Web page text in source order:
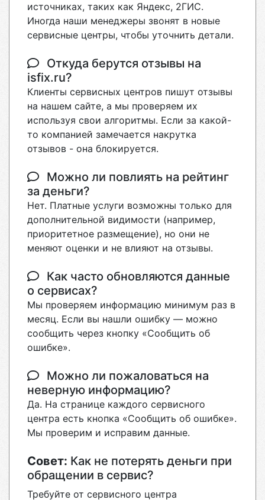
источниках, таких как Яндекс, 2ГИС.
Иногда наши менеджеры звонят в новые
сервисные центры, чтобы уточнить детали.
Откуда берутся отзывы на
isfix.ru?
Клиенты сервисных центров пишут отзывы
на нашем сайте, а мы проверяем их
используя свои алгоритмы. Если за какой-
то компанией замечается накрутка
отзывов - она блокируется.
Можно ли повлиять на рейтинг
за деньги?
Нет. Платные услуги возможны только для
дополнительной видимости (например,
приоритетное размещение), но они не
меняют оценки и не влияют на отзывы.
Как часто обновляются данные
о сервисах?
Мы проверяем информацию минимум раз в
месяц. Если вы нашли ошибку — можно
сообщить через кнопку «Сообщить об
ошибке».
Можно ли пожаловаться на
неверную информацию?
Да. На странице каждого сервисного
центра есть кнопка «Сообщить об ошибке».
Мы проверим и исправим данные.
Совет: Как не потерять деньги при
обращении в сервис?
Требуйте от сервисного центра